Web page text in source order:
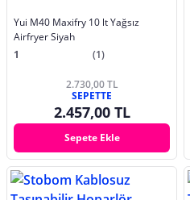
Yui M40 Maxifry 10 lt Yağsız
Airfryer Siyah
1
(1)
2.730,00 TL
SEPETTE
2.457,00 TL
Sepete Ekle